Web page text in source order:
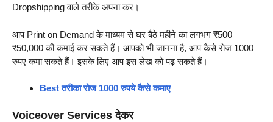
Dropshipping वाले तरीके अपना कर।
आप Print on Demand के माध्यम से घर बैठे महीने का लगभग ₹500 –
₹50,000 की कमाई कर सकते हैं। आपको भी जानना है, आप कैसे रोज 1000
रुपए कमा सकते हैं। इसके लिए आप इस लेख को पढ़ सकते हैं।
Best तरीका रोज 1000 रुपये कैसे कमाए
Voiceover Services देकर